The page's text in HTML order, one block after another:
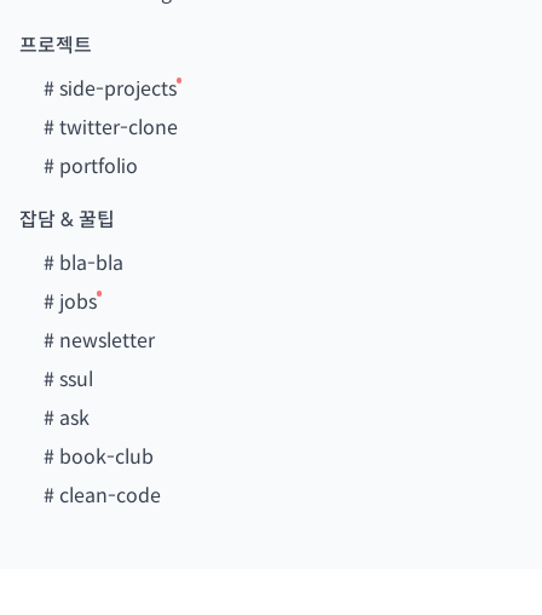
프로젝트
#side-projects
#twitter-clone
# portfolio
잡담 & 꿀팁
# bla-bla
# jobs
# newsletter
#ssul
# ask
# book-club
#clean-code